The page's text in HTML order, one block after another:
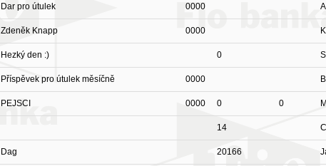
Dar pro útulek 0000
Zdeněk Knapp 0000
Hezký den :) 0
Příspěvek pro útulek měsíčně 0000
PEJSCI 0000 0 0
14
Dag 20166